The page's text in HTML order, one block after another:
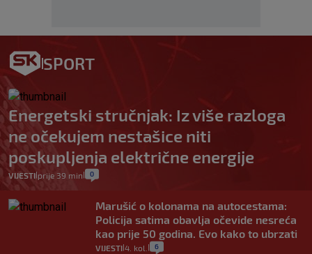
SPORT
Energetski stručnjak: Iz više razloga
ne očekujem nestašice niti
poskupljenja električne energije
VIJESTI prije 39 min 0
Marušić o kolonama na autocestama:
Policija satima obavlja očevide nesreća
kao prije 50 godina. Evo kako to ubrzati
VIJESTI 4. kol. 6